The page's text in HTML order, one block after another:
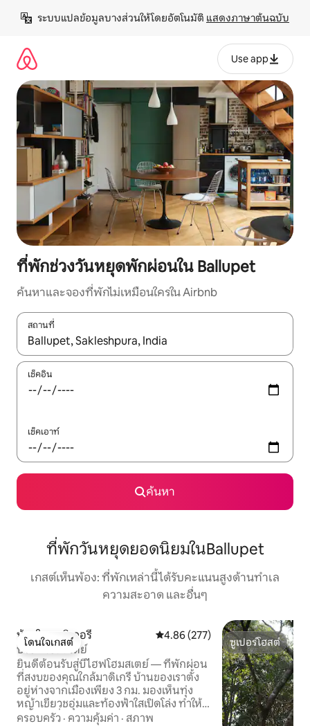
เนื้อหา
ระบบแปลข้อมูลบางส่วนให้โดยอัตโนมัติ แสดงภาษาต้นฉบับ
Use app
ที่พักช่วงวันหยุดพักผ่อนใน Ballupet
ค้นหาและจองที่พักไม่เหมือนใครใน Airbnb
สถานที่
ใช้ลูกศรขึ้นลง หรือใช้การสัมผัสหรือปัด เพื่อสำรวจผลการค้นหา
เช็คอิน
เช็คเอาท์
ค้นหา
ที่พักวันหยุดยอดนิยมในBallupet
เกสต์เห็นพ้อง: ที่พักเหล่านี้ได้รับคะแนนสูงด้านทำเล
ความสะอาด และอื่นๆ
โดนใจเกสต์
โดนใจเกสต์
บ้านใน มาดิเคอรี คะแนนเฉลี่ย 4.86 จาก 5, 277 รีวิว
4.86 (277)
บีไฮฟ์โฮมสเตย์
ยินดีต้อนรับสู่บีไฮฟโฮมสเตย์ — ที่พักผ่อน
ที่สงบของคุณใกล้มาดิเกรี บ้านของเราตั้ง
อยู่ห่างจากเมืองเพียง 3 กม. มองเห็นทุ่ง
หญ้าเขียวชอุ่มและท้องฟ้าใสเปิดโล่ง ทำให้
เป็นฐานที่สมบูรณ์แบบสำหรับการพักผ่อน
ครอบครัว · ความคุ้มค่า · สภาพ
ซูเปอร์โฮสต์
ซูเปอร์โฮสต์